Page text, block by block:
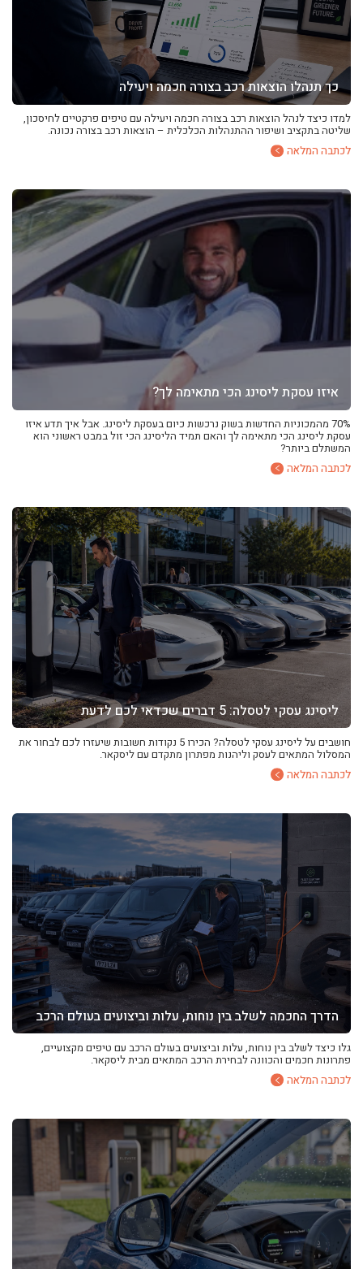
כך תנהלו הוצאות רכב בצורה חכמה ויעילה
למדו כיצד לנהל הוצאות רכב בצורה חכמה ויעילה עם טיפים פרקטיים לחיסכון,
שליטה בתקציב ושיפור ההתנהלות הכלכלית – הוצאות רכב בצורה נכונה.
לכתבה המלאה
איזו עסקת ליסינג הכי מתאימה לך?
70% מהמכוניות החדשות בשוק נרכשות כיום בעסקת ליסינג. אבל איך תדע איזו
עסקת ליסינג הכי מתאימה לך והאם תמיד הליסינג הכי זול במבט ראשוני הוא
המשתלם ביותר?
לכתבה המלאה
ליסינג עסקי לטסלה: 5 דברים שכדאי לכם לדעת
חושבים על ליסינג עסקי לטסלה? הכירו 5 נקודות חשובות שיעזרו לכם לבחור את
המסלול המתאים לעסק וליהנות מפתרון מתקדם עם ליסקאר.
לכתבה המלאה
הדרך החכמה לשלב בין נוחות, עלות וביצועים בעולם הרכב
גלו כיצד לשלב בין נוחות, עלות וביצועים בעולם הרכב עם טיפים מקצועיים,
פתרונות חכמים והכוונה לבחירת הרכב המתאים מבית ליסקאר.
לכתבה המלאה